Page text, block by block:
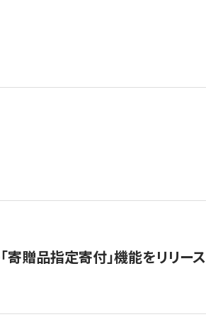
贈品指定寄付」機能をリリース